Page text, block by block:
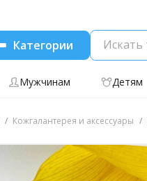
Категории
Мужчинам Детям
Кожгалантерея и аксессуары